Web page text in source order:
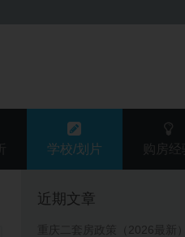
学校/划片 购房经
近期文章
重庆二套房政策（2026最新）